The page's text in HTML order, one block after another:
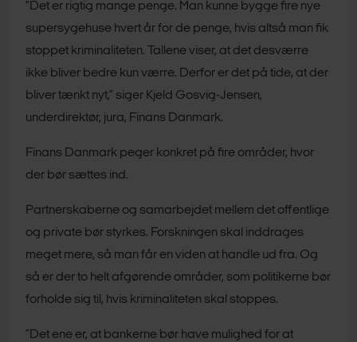
”Det er rigtig mange penge. Man kunne bygge fire nye
supersygehuse hvert år for de penge, hvis altså man fik
stoppet kriminaliteten. Tallene viser, at det desværre
ikke bliver bedre kun værre. Derfor er det på tide, at der
bliver tænkt nyt,” siger Kjeld Gosvig-Jensen,
underdirektør, jura, Finans Danmark.
Finans Danmark peger konkret på fire områder, hvor
der bør sættes ind.
Partnerskaberne og samarbejdet mellem det offentlige
og private bør styrkes. Forskningen skal inddrages
meget mere, så man får en viden at handle ud fra. Og
så er der to helt afgørende områder, som politikerne bør
forholde sig til, hvis kriminaliteten skal stoppes.
”Det ene er, at bankerne bør have mulighed for at